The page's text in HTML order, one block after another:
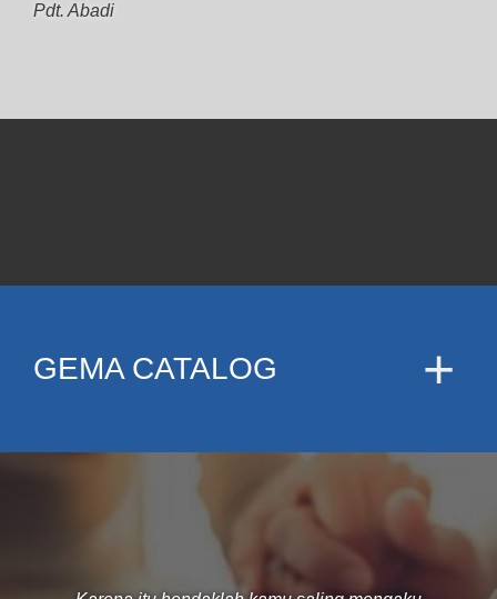
Pdt. Abadi
GEMA CATALOG